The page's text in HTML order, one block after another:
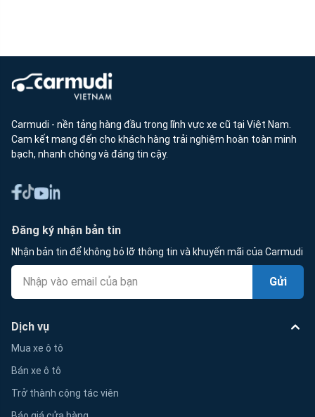
Carmudi - nền tảng hàng đầu trong lĩnh vực xe cũ tại Việt Nam.
Cam kết mang đến cho khách hàng trải nghiệm hoàn toàn minh
bạch, nhanh chóng và đáng tin cậy.
Đăng ký nhận bản tin
Nhận bản tin để không bỏ lỡ thông tin và khuyến mãi của Carmudi
Gửi
Dịch vụ
Mua xe ô tô
Bán xe ô tô
Trở thành cộng tác viên